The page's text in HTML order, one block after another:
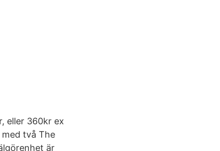
eller 360kr ex
två The
är